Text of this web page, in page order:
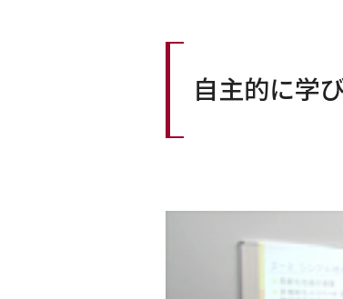
自主的に学